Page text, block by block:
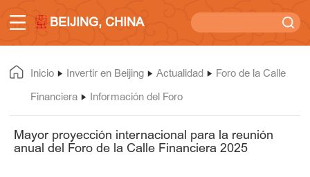
BEIJING, CHINA
Inicio Invertir en Beijing Actualidad
Foro de la Calle
Financiera
Información del Foro
Mayor proyección internacional para la reunión
anual del Foro de la Calle Financiera 2025